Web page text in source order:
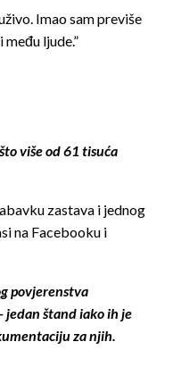
Imao sam previše
ljude.”
više od 61 tisuća
zastava i jednog
na Facebooku i
povjerenstva
jedan štand iako ih je
za njih.